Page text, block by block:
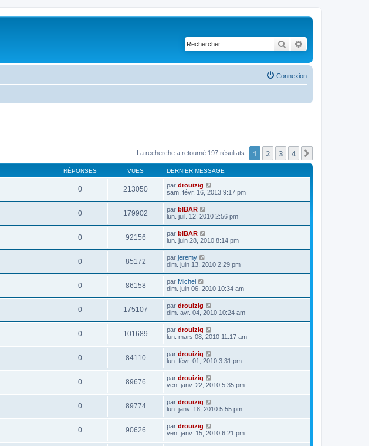
Rechercher
Connexion
La recherche a retourné 197 résultats 1 2 3 4
RÉPONSES VUES DERNIER MESSAGE
0 213050 par drouizig
sam. févr. 16, 2013 9:17 pm
0 179902 par bIBAR
lun. juil. 12, 2010 2:56 pm
0 92156 par bIBAR
lun. juin 28, 2010 8:14 pm
0 85172 par jeremy
dim. juin 13, 2010 2:29 pm
0 86158 par Michel
dim. juin 06, 2010 10:34 am
0 175107 par drouizig
dim. avr. 04, 2010 10:24 am
0 101689 par drouizig
lun. mars 08, 2010 11:17 am
0 84110 par drouizig
lun. févr. 01, 2010 3:31 pm
0 89676 par drouizig
ven. janv. 22, 2010 5:35 pm
0 89774 par drouizig
lun. janv. 18, 2010 5:55 pm
0 90626 par drouizig
ven. janv. 15, 2010 6:21 pm